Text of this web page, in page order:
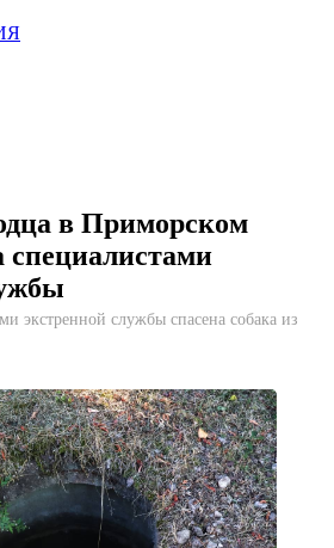
в Приморском
специалистами
экстренной службы спасена собака из